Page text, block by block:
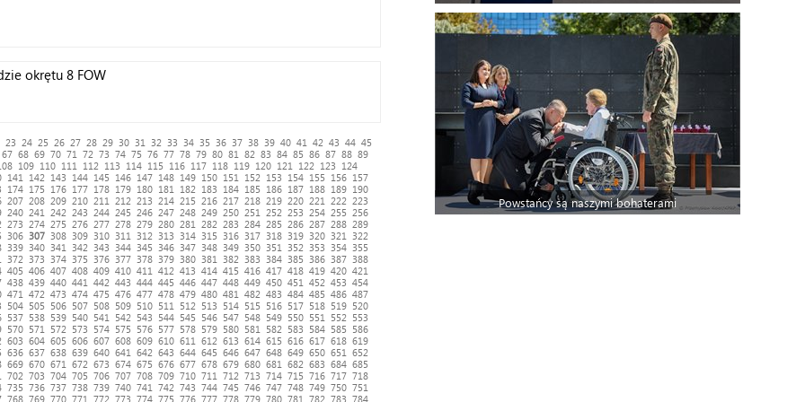
okrętu 8 FOW
23 24 25 26 27 28 29 30 31 32 33 34 35 36 37 38 39 40 41 42 43 44 45
67 68 69 70 71 72 73 74 75 76 77 78 79 80 81 82 83 84 85 86 87 88 89
109 110 111 112 113 114 115 116 117 118 119 120 121 122 123
124
141 142 143 144 145 146 147 148 149 150 151 152 153 154 155 156 157
174 175 176 177 178 179 180 181 182 183 184 185 186 187 188 189 190
207 208 209 210 211 212 213 214 215 216 217 218 219 220 221 222
223
240 241 242 243 244 245 246 247 248 249 250 251 252 253 254 255
256
273 274 275 276 277 278 279 280 281 282 283 284 285 286 287 288 289
306 307 308 309 310 311 312 313 314 315 316 317 318 319 320 321
322
339 340 341 342 343 344 345 346 347 348 349 350 351 352 353 354 355
372 373 374 375 376 377 378 379 380 381 382 383 384 385 386 387 388
405 406 407 408 409 410 411 412 413 414 415 416 417 418 419 420 421
438 439 440 441 442 443 444 445 446 447 448 449 450 451 452 453 454
471 472 473 474 475 476 477 478 479 480 481 482 483 484 485 486 487
504 505 506 507 508 509 510 511 512 513 514 515 516 517 518 519 520
537 538 539 540 541 542 543 544 545 546 547 548 549 550 551 552
553
570 571 572 573 574 575 576 577 578 579 580 581 582 583 584 585
586
603 604 605 606 607 608 609 610 611 612 613 614 615 616 617 618 619
636 637 638 639 640 641 642 643 644 645 646 647 648 649 650 651
652
669 670 671 672 673 674 675 676 677 678 679 680 681 682 683 684 685
702 703 704 705 706 707 708 709 710 711 712 713 714 715 716 717 718
735 736 737 738 739 740 741 742 743 744 745 746 747 748 749 750 751
768 769 770 771 772 773 774 775 776 777 778 779 780 781 782 783 784
Powstańcy są naszymi bohaterami